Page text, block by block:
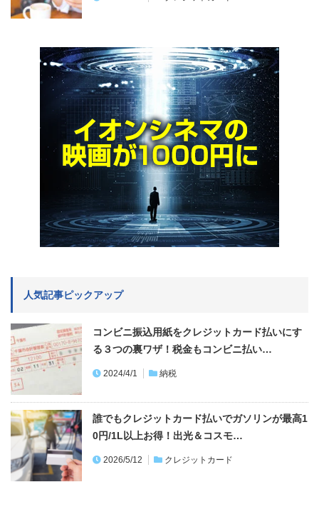
人気記事ピックアップ
コンビニ振込用紙をクレジットカード払いにす
る３つの裏ワザ！税金もコンビニ払い…
2024/4/1 納税
誰でもクレジットカード払いでガソリンが最高1
0円/1L以上お得！出光＆コスモ…
2026/5/12 クレジットカード